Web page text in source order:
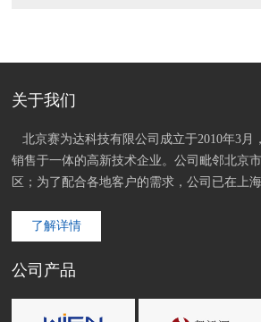
关于我们
   北京赛为达科技有限公司成立于2010年3月，公司集研发、生产、
销售于一体的高新技术企业。公司毗邻北京
区；为了配合各地客户的需求，公司已在上
了解详情
公司产品